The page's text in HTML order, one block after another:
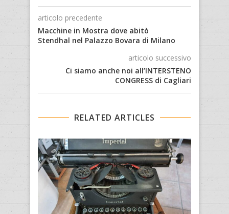
articolo precedente
Macchine in Mostra dove abitò
Stendhal nel Palazzo Bovara di Milano
articolo successivo
Ci siamo anche noi all’INTERSTENO
CONGRESS di Cagliari
RELATED ARTICLES